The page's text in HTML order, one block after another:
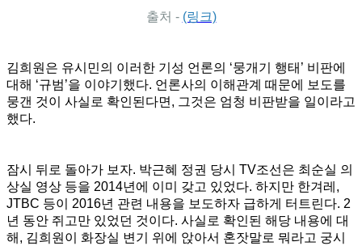
출처 - (링크)
김희원은 유시민의 이러한 기성 언론의 ‘뭉개기 행태’ 비판에
대해 ‘규범’을 이야기했다. 언론사의 이해관계 때문에 보도를
뭉갠 것이 사실로 확인된다면, 그것은 엄청 비판받을 일이라고
했다.
잠시 뒤로 돌아가 보자. 박근혜 정권 당시 TV조선은 최순실 의
상실 영상 등을 2014년에 이미 갖고 있었다. 하지만 한겨레,
JTBC 등이 2016년 관련 내용을 보도하자 급하게 터트린다. 2
년 동안 쥐고만 있었던 것이다. 사실로 확인된 해당 내용에 대
해, 김희원이 화장실 변기 위에 앉아서 혼잣말로 뭐라고 궁시